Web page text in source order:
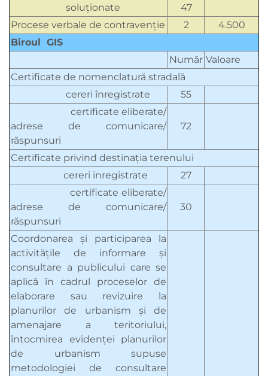
soluţionate
47
Procese verbale de contravenţie
2
4.500
Biroul GIS
Număr Valoare
Certificate de nomenclatură stradală
cereri înregistrate
55
certificate eliberate/
adrese de comunicare/
răspunsuri
72
Certificate privind destinația terenului
cereri inregistrate
27
certificate eliberate/
adrese de comunicare/
răspunsuri
30
Coordonarea şi participarea la
activităţile de informare şi
consultare a publicului care se
aplică în cadrul proceselor de
elaborare sau revizuire la
planurilor de urbanism şi de
amenajare a teritoriului,
întocmirea evidenţei planurilor
de urbanism supuse
metodologiei de consultare